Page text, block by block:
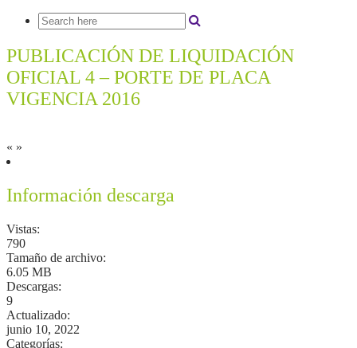
PUBLICACIÓN DE LIQUIDACIÓN
OFICIAL 4 – PORTE DE PLACA
VIGENCIA 2016
« »
Información descarga
Vistas:
790
Tamaño de archivo:
6.05 MB
Descargas:
9
Actualizado:
junio 10, 2022
Categorías: